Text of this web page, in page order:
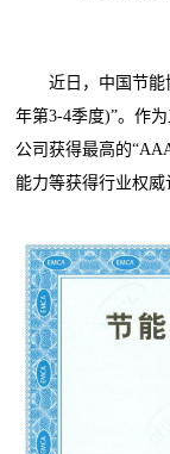
近日，中国节能协
年第3-4季度)”。作
公司获得最高的
能力等获得行业权威